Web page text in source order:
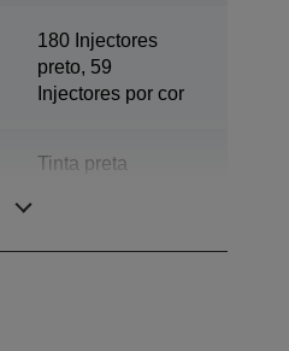
180 Injectores
preto, 59
Injectores por cor
Tinta preta